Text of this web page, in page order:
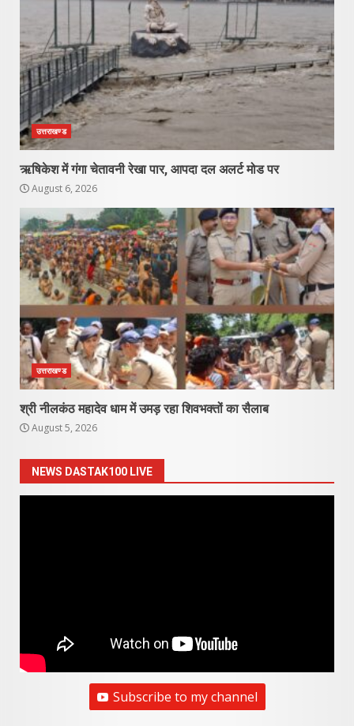
उत्तराखण्ड
ऋषिकेश में गंगा चेतावनी रेखा पार, आपदा दल अलर्ट मोड पर
August 6, 2026
उत्तराखण्ड
श्री नीलकंठ महादेव धाम में उमड़ रहा शिवभक्तों का सैलाब
August 5, 2026
NEWS DASTAK100 LIVE
Subscribe to my channel